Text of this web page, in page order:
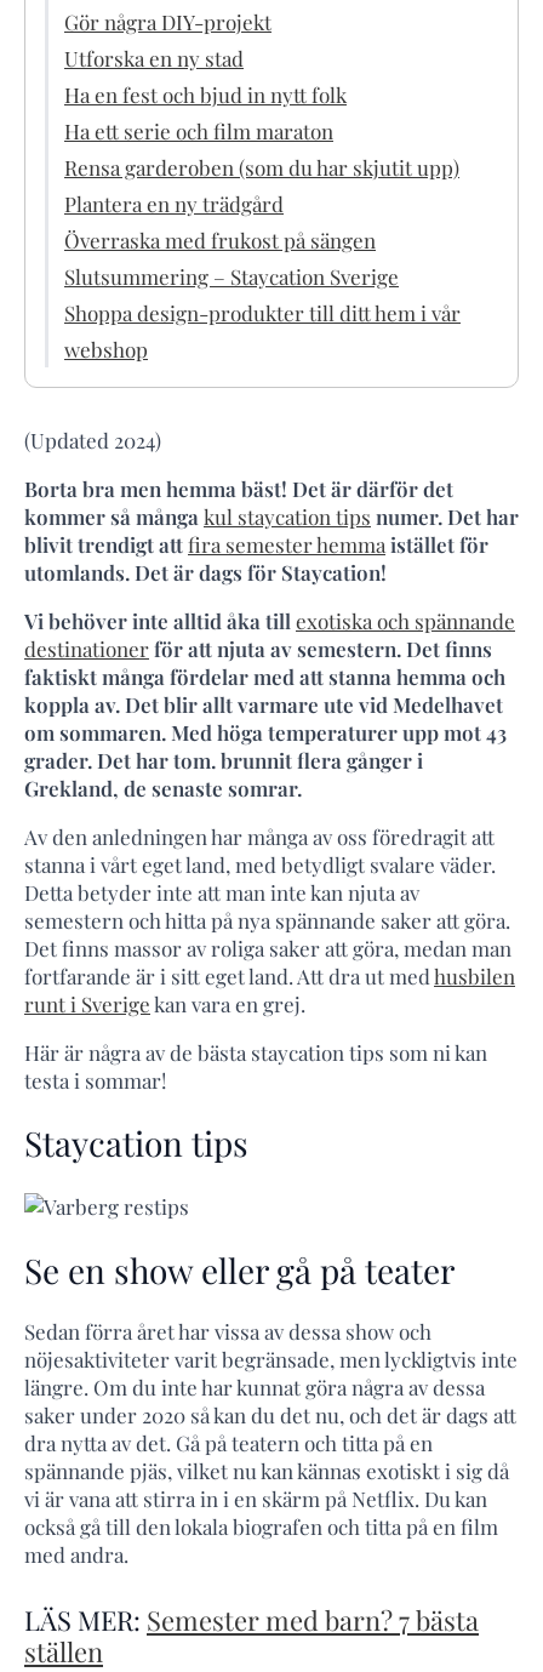
Gör några DIY-projekt
Utforska en ny stad
Ha en fest och bjud in nytt folk
Ha ett serie och film maraton
Rensa garderoben (som du har skjutit upp)
Plantera en ny trädgård
Överraska med frukost på sängen
Slutsummering – Staycation Sverige
Shoppa design-produkter till ditt hem i vår
webshop
(Updated 2024)
Borta bra men hemma bäst! Det är därför det
kommer så många kul staycation tips numer. Det har
blivit trendigt attfira semester hemma istället för
utomlands. Det är dags för Staycation!
Vi behöver inte alltid åka till exotiska och spännande
destinationerför att njuta av semestern. Det finns
faktiskt många fördelar med att stanna hemma och
koppla av. Det blir allt varmare ute vid Medelhavet
om sommaren. Med höga temperaturer upp mot 43
grader. Det har tom. brunnit flera gånger i
Grekland, de senaste somrar.
Av den anledningen har många av oss föredragit att
stanna i vårt eget land, med betydligt svalare väder.
Detta betyder inte att man inte kan njuta av
semestern och hitta på nya spännande saker att göra.
Det finns massor av roliga saker att göra, medan man
fortfarande är i sitt eget land. Att dra ut medhusbilen
runt i Sverigekan vara en grej.
Här är några av de bästa staycation tips som ni kan
testa i sommar!
Staycation tips
Se en show eller gå på teater
Sedan förra året har vissa av dessa show och
nöjesaktiviteter varit begränsade, men lyckligtvis inte
längre. Om du inte har kunnat göra några av dessa
saker under 2020 så kan du det nu, och det är dags att
dra nytta av det. Gå på teatern och titta på en
spännande pjäs, vilket nu kan kännas exotiskt i sig då
vi är vana att stirra in i en skärm på Netflix. Du kan
också gå till den lokala biografen och titta på en film
med andra.
LÄS MER: Semester med barn? 7 bästa
ställen